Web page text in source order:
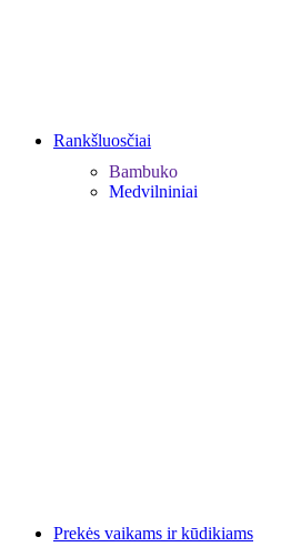
Rankšluosčiai
Bambuko
Medvilniniai
Prekės vaikams ir kūdikiams